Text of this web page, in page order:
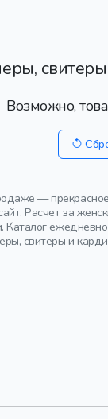
Возможно,
—
Расчет за
Каталог
свитеры и